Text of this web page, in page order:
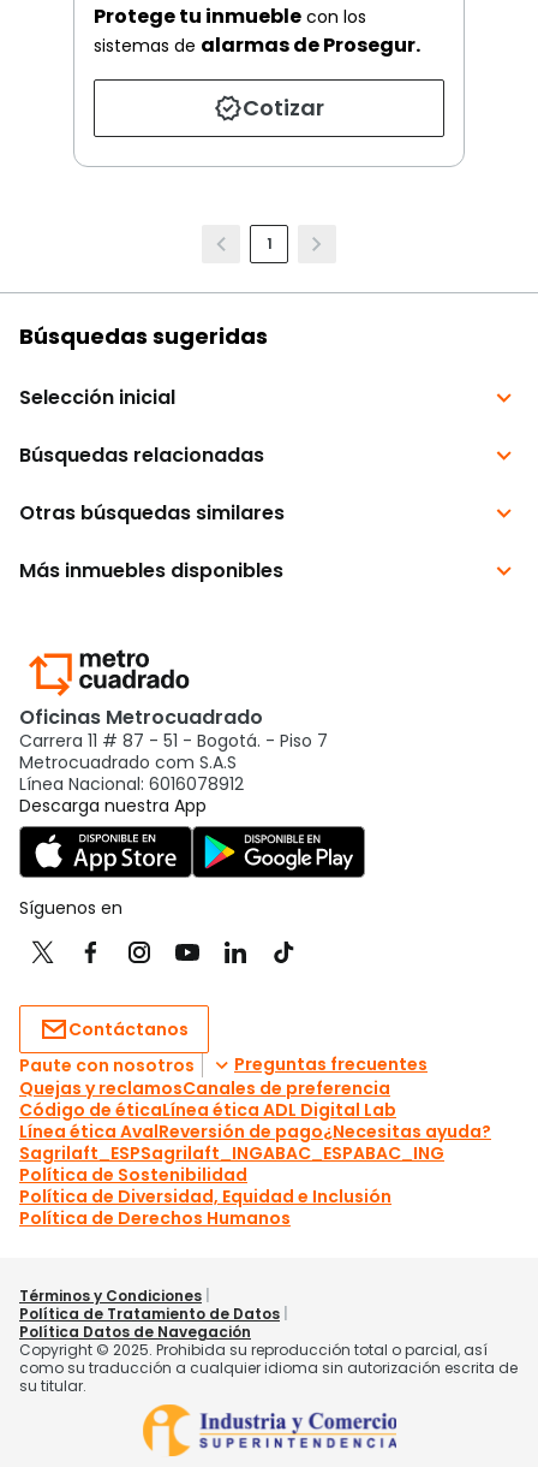
Protege tu inmueble con los
sistemas de alarmas de Prosegur.
Cotizar
1